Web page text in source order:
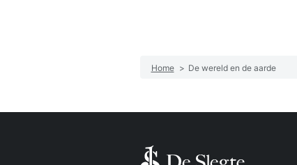
Home > De wereld en de aarde